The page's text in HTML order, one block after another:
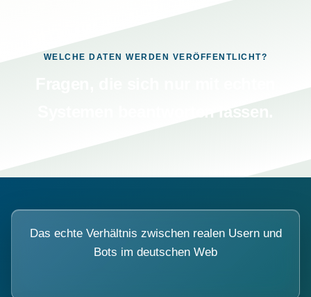
WELCHE DATEN WERDEN VERÖFFENTLICHT?
Das echte Verhältnis zwischen realen Usern und
Bots im deutschen Web